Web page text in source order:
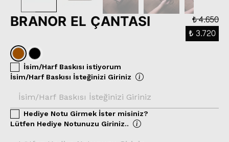
BRANOR EL ÇANTASI
₺ 4.650
₺ 3.720
İsim/Harf Baskısı istiyorum
İsim/Harf Baskısı İsteğinizi Giriniz
Hediye Notu Girmek İster misiniz?
Lütfen Hediye Notunuzu Giriniz..